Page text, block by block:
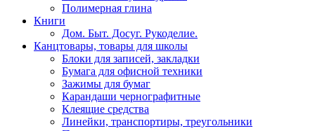
Полимерная глина
Книги
Дом. Быт. Досуг. Рукоделие.
Канцтовары, товары для школы
Блоки для записей, закладки
Бумага для офисной техники
Зажимы для бумаг
Карандаши чернографитные
Клеящие средства
Линейки, транспортиры, треугольники